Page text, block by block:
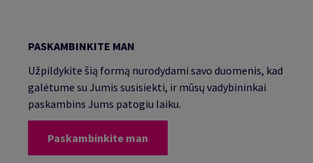
PASKAMBINKITE MAN
Užpildykite šią formą nurodydami savo duomenis, kad
galėtume su Jumis susisiekti, ir mūsų vadybininkai
paskambins Jums patogiu laiku.
Paskambinkite man